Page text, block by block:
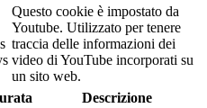
Questo cookie è impostato da
Youtube. Utilizzato per tenere
traccia delle informazioni dei
video di YouTube incorporati su
un sito web.
Descrizione